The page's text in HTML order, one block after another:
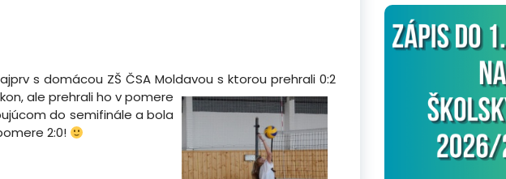
s domácou ZŠ ČSA Moldavou sktorou prehrali 0:2
ale prehrali ho v pomere
do semifinále a bola
2:0!